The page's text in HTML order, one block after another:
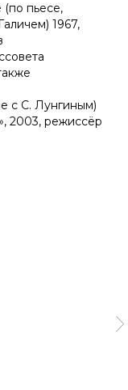
пьесе,
1967,
с С. Лунгиным)
2003, режиссёр